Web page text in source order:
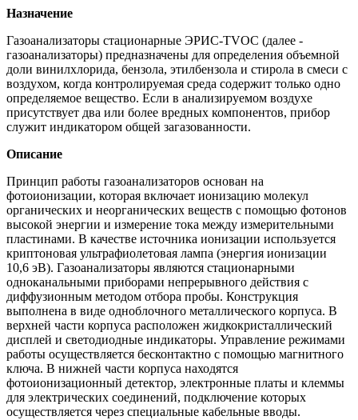
Назначение
Газоанализаторы стационарные ЭРИС-TVOC (далее -
газоанализаторы) предназначены для определения объемной
доли винилхлорида, бензола, этилбензола и стирола в смеси с
воздухом, когда контролируемая среда содержит только одно
определяемое вещество. Если в анализируемом воздухе
присутствует два или более вредных компонентов, прибор
служит индикатором общей загазованности.
Описание
Принцип работы газоанализаторов основан на
фотоионизации, которая включает ионизацию молекул
органических и неорганических веществ с помощью фотонов
высокой энергии и измерение тока между измерительными
пластинами. В качестве источника ионизации используется
криптоновая ультрафиолетовая лампа (энергия ионизации
10,6 эВ). Газоанализаторы являются стационарными
одноканальными приборами непрерывного действия с
диффузионным методом отбора пробы. Конструкция
выполнена в виде одноблочного металлического корпуса. В
верхней части корпуса расположен жидкокристаллический
дисплей и светодиодные индикаторы. Управление режимами
работы осуществляется бесконтактно с помощью магнитного
ключа. В нижней части корпуса находятся
фотоионизационный детектор, электронные платы и клеммы
для электрических соединений, подключение которых
осуществляется через специальные кабельные вводы.